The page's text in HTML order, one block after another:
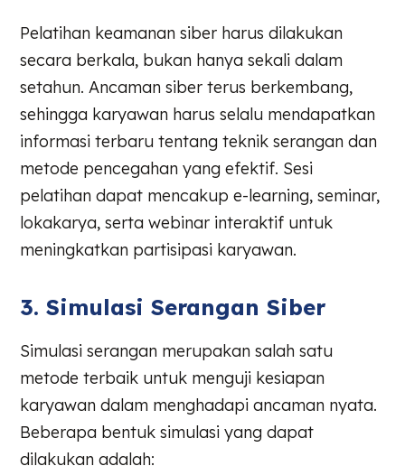
Pelatihan keamanan siber harus dilakukan
secara berkala, bukan hanya sekali dalam
setahun. Ancaman siber terus berkembang,
sehingga karyawan harus selalu mendapatkan
informasi terbaru tentang teknik serangan dan
metode pencegahan yang efektif. Sesi
pelatihan dapat mencakup e-learning, seminar,
lokakarya, serta webinar interaktif untuk
meningkatkan partisipasi karyawan.
3. Simulasi Serangan Siber
Simulasi serangan merupakan salah satu
metode terbaik untuk menguji kesiapan
karyawan dalam menghadapi ancaman nyata.
Beberapa bentuk simulasi yang dapat
dilakukan adalah: